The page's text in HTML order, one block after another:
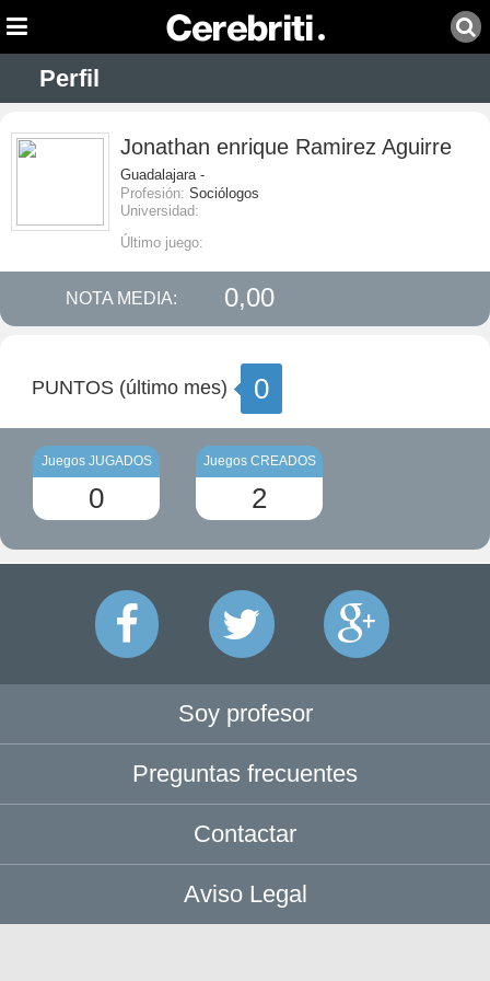
Perfil
Jonathan enrique Ramirez Aguirre
Guadalajara -
Profesión: Sociólogos
Universidad:
Último juego:
NOTA MEDIA: 0,00
PUNTOS (último mes) 0
Juegos JUGADOS
0
Juegos CREADOS
2
Soy profesor
Preguntas frecuentes
Contactar
Aviso Legal